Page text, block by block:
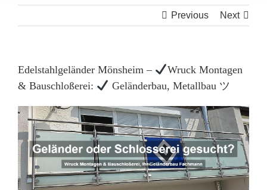
Previous Next
Edelstahlgeländer Mönsheim –
Wruck Montagen
& Bauschloßerei:
Geländerbau, Metallbau ツ